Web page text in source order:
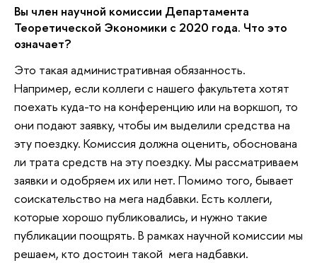
Вы член научной комиссии Департамента
Теоретической Экономики с 2020 года. Что это
означает?
Это такая административная обязанность.
Например, если коллеги с нашего факультета хотят
поехать куда-то на конференцию или на воркшоп, то
они подают заявку, чтобы им выделили средства на
эту поездку. Комиссия должна оценить, обоснована
ли трата средств на эту поездку. Мы рассматриваем
заявки и одобряем их или нет. Помимо того, бывает
соискательство на мега надбавки. Есть коллеги,
которые хорошо публиковались, и нужно такие
публикации поощрять. В рамках научной комиссии мы
решаем, кто достоин такой мега надбавки.